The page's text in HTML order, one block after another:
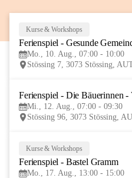
Kurse & Workshops
Ferienspiel - Gesunde
Mo., 10. Aug., 07:00 - 10:00
Stössing 7, 3073 Stössing,
Ferienspiel - Die Bäuerinnen
Mi., 12. Aug., 07:00 - 09:30
Stössing 96, 3073 Stössing,
Kurse & Workshops
Ferienspiel - Bastel Gramm
Mo., 17. Aug., 13:00 - 15:00